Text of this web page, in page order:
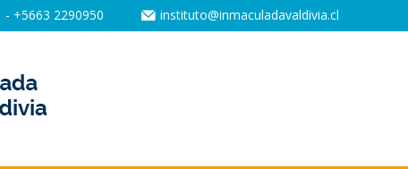
- +5663 2290950 instituto@inmaculadavaldivia.cl